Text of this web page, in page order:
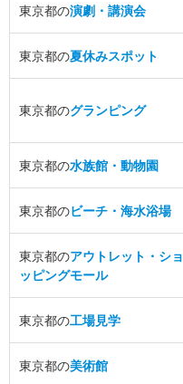
東京都の演劇・講演会
東京都の夏休みスポット
東京都のグランピング
東京都の水族館・動物園
東京都のビーチ・海水浴場
東京都のアウトレット・ショ
ッピングモール
東京都の工場見学
東京都の美術館